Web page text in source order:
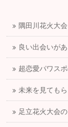
隅田川花火大
良い出会いが
超恋愛パワス
未来を見ても
足立花火大会